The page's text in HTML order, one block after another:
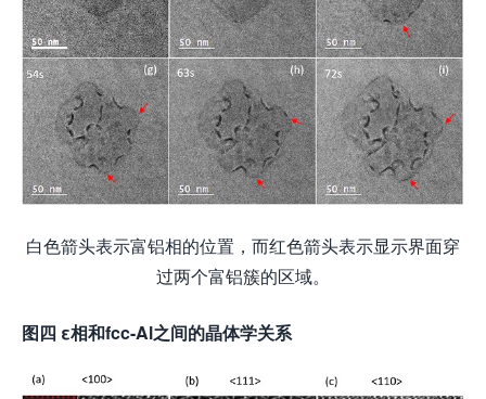
白色箭头表示富铝相的位置，而红色箭头表示显示界面穿
过两个富铝簇的区域。
图四 ε相和fcc-Al之间的晶体学关系